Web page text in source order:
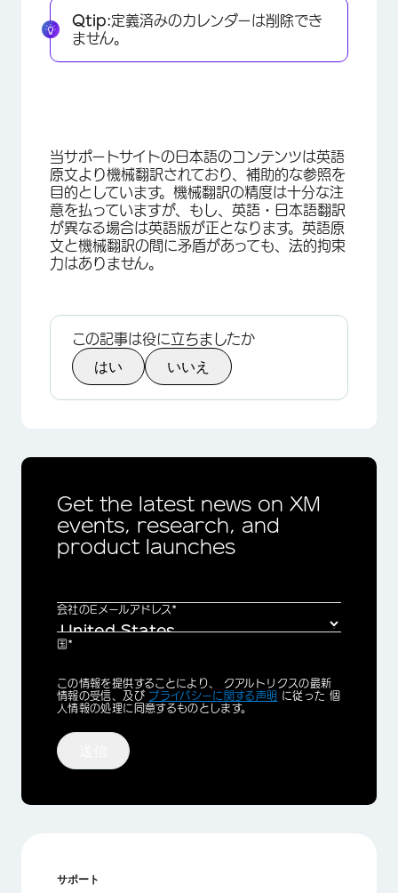
×
Qtip:定義済みのカレンダーは削除でき
ません。
当サポートサイトの日本語のコンテンツは英語
原文より機械翻訳されており、補助的な参照を
目的としています。機械翻訳の精度は十分な注
意を払っていますが、もし、英語・日本語翻訳
が異なる場合は英語版が正となります。英語原
文と機械翻訳の間に矛盾があっても、法的拘束
力はありません。
この記事は役に立ちましたか
はい いいえ
Get the latest news on XM
events, research, and
product launches
会社のEメールアドレス*
国*
Privacy
Optin
この情報を提供することにより、 クアルトリクスの最新
情報の受信、及び プライバシーに関する声明 に従った 個
人情報の処理に同意するものとします。
サポート